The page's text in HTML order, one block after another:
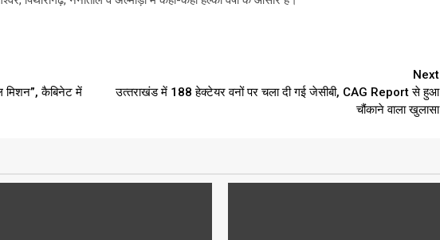
मिशन”, कैबिनेट में
Next
उत्‍तराखंड में 188 हेक्टेयर वनों पर चला दी गई जेसीबी, CAG Report से हुआ
चौंकाने वाला खुलासा